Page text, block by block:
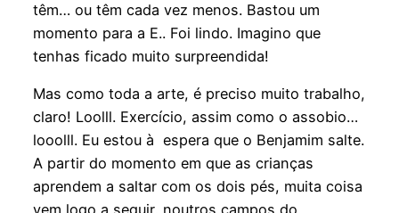
têm… ou têm cada vez menos. Bastou um
momento para a E.. Foi lindo. Imagino que
tenhas ficado muito surpreendida!
Mas como toda a arte, é preciso muito trabalho,
claro! Loolll. Exercício, assim como o assobio…
looolll. Eu estou à espera que o Benjamim salte.
A partir do momento em que as crianças
aprendem a saltar com os dois pés, muita coisa